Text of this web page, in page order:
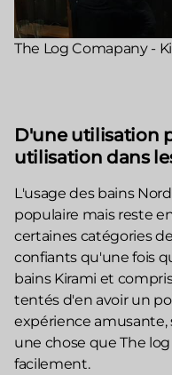
The Log Comapany -
D'une utilisation
utilisation dans
L'usage des bains
populaire mais reste
certaines catégories
confiants qu'une fois
bains Kirami et
tentés d'en avoir un
expérience amusante,
une chose que The
facilement.